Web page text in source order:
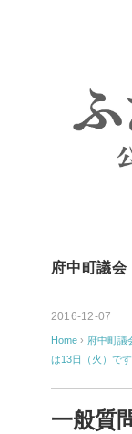
府中町議会
2016-12-07
Home › 府中町議
は13日（火）です
一般質